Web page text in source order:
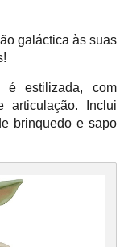
galáctica às suas
é estilizada, com
articulação. Inclui
brinquedo e sapo